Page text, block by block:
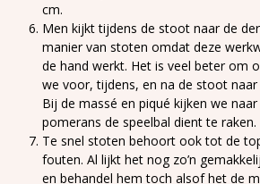
cm.
Men kijkt tijdens de stoot naar de
manier van stoten omdat deze
de hand werkt. Het is veel beter om
we voor, tijdens, en na de stoot
Bij de massé en piqué kijken we
pomerans de speelbal dient te raken.
Te snel stoten behoort ook tot de
fouten. Al lijkt het nog zo’n
en behandel hem toch alsof het de